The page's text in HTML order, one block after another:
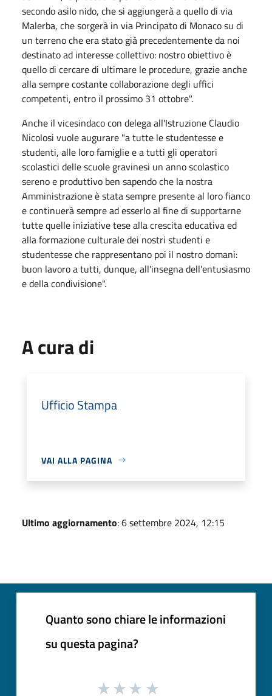
secondo asilo nido, che si aggiungerà a quello di via
Malerba, che sorgerà in via Principato di Monaco su di
un terreno che era stato già precedentemente da noi
destinato ad interesse collettivo: nostro obiettivo è
quello di cercare di ultimare le procedure, grazie anche
alla sempre costante collaborazione degli uffici
competenti, entro il prossimo 31 ottobre".
Anche il vicesindaco con delega all'Istruzione Claudio
Nicolosi vuole augurare "a tutte le studentesse e
studenti, alle loro famiglie e a tutti gli operatori
scolastici delle scuole gravinesi un anno scolastico
sereno e produttivo ben sapendo che la nostra
Amministrazione è stata sempre presente al loro fianco
e continuerà sempre ad esserlo al fine di supportarne
tutte quelle iniziative tese alla crescita educativa ed
alla formazione culturale dei nostri studenti e
studentesse che rappresentano poi il nostro domani:
buon lavoro a tutti, dunque, all'insegna dell'entusiasmo
e della condivisione".
A cura di
Ufficio Stampa
VAI ALLA PAGINA
Ultimo aggiornamento: 6 settembre 2024, 12:15
Quanto sono chiare le informazioni
su questa pagina?